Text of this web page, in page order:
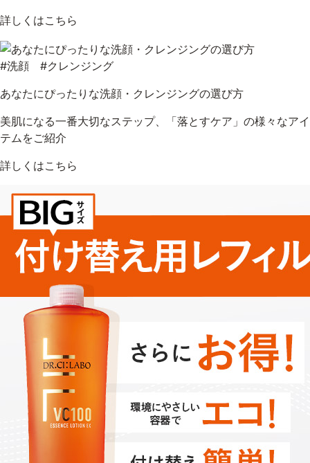
詳しくはこちら
#洗顔 #クレンジング
あなたにぴったりな洗顔・クレンジングの選び方
美肌になる一番大切なステップ、「落とすケア」の様々なアイ
テムをご紹介
詳しくはこちら